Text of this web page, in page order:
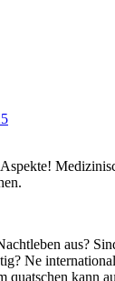
aus?
Ne
quatschen kann